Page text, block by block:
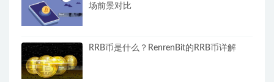
场前景对比
RRB币是什么？RenrenBit的RRB币详解